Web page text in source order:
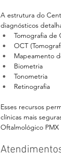
A estrutura do
diagnósticos
Tomografia de
OCT
Mapeamento
Biometria
Tonometria
Retinografia
Esses recursos
clínicas mais
Oftalmológico